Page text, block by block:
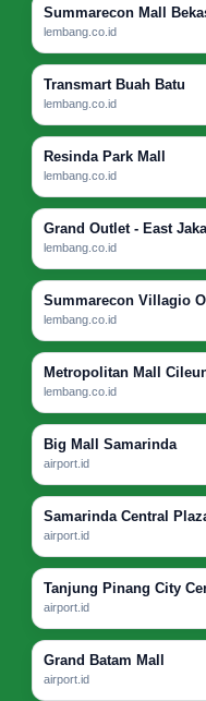
Summarecon Mall
lembang.co.id
Transmart Buah Batu
lembang.co.id
Resinda Park Mall
lembang.co.id
Grand Outlet - East
lembang.co.id
Summarecon Villagio
lembang.co.id
Metropolitan Mall
lembang.co.id
Big Mall Samarinda
airport.id
Samarinda Central
airport.id
Tanjung Pinang City
airport.id
Grand Batam Mall
airport.id